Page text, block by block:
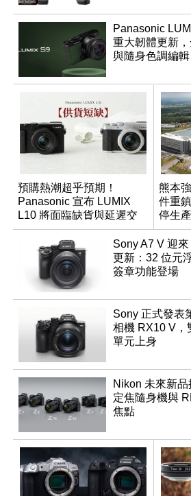
Panasonic
重大韌體更新
與隨身色調編輯
預購熱潮超乎預期！
Panasonic 宣布 LUMIX
L10 將面臨缺貨與延遲交
貨時間
熊本
件重
停生
機？
Sony A7 V 迎
更新：32 位元
簽章功能登場
Sony 正式發表
相機 RX10 V，
單元上身
Nikon 未來新
定焦隨身機與
焦點